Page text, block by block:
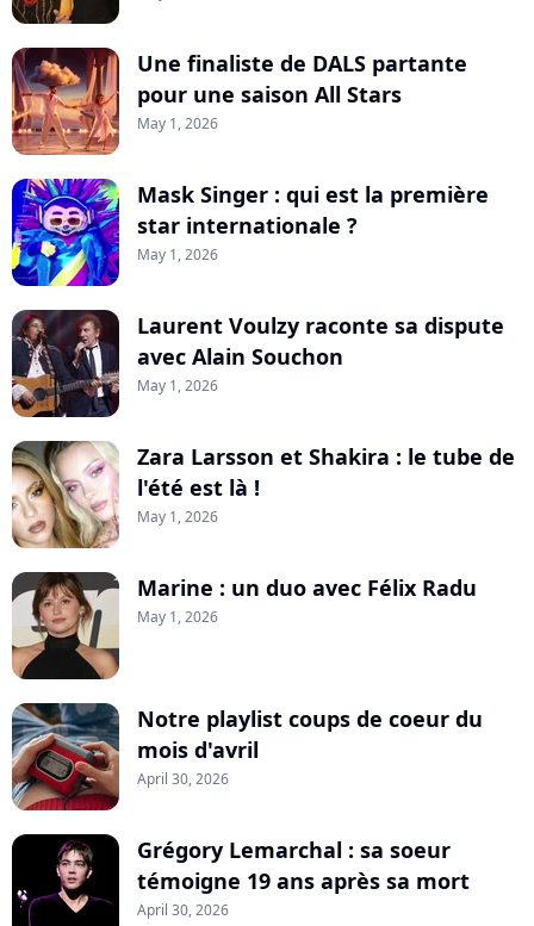
Une finaliste de DALS partante
pour une saison All Stars
May 1, 2026
Mask Singer : qui est la première
star internationale ?
May 1, 2026
Laurent Voulzy raconte sa dispute
avec Alain Souchon
May 1, 2026
Zara Larsson et Shakira : le tube de
l'été est là !
May 1, 2026
Marine : un duo avec Félix Radu
May 1, 2026
Notre playlist coups de coeur du
mois d'avril
April 30, 2026
Grégory Lemarchal : sa soeur
témoigne 19 ans après sa mort
April 30, 2026